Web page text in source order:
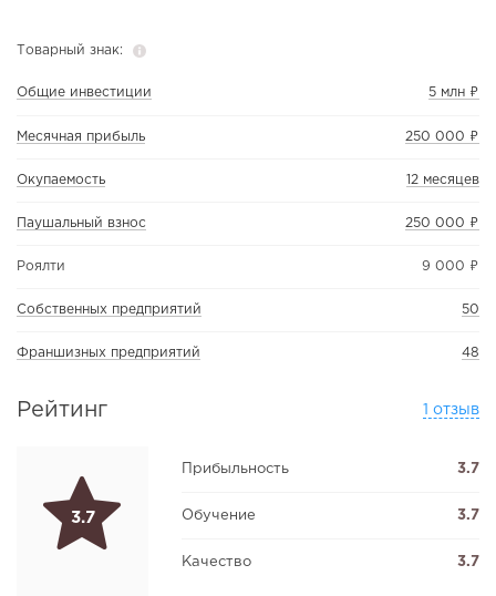
Товарный знак:
Общие инвестиции 5 млн ₽
Месячная прибыль 250 000 ₽
Окупаемость 12 месяцев
Паушальный взнос 250 000 ₽
Роялти 9 000 ₽
Собственных предприятий 50
Франшизных предприятий 48
Рейтинг 1 отзыв
3.7
Прибыльность 3.7
Обучение 3.7
Качество 3.7